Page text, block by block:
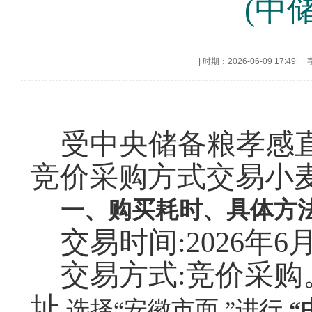
(中
时期：2026-06-09 17:49
受中央储备粮孝感
竞价采购方式交易小
一、购买耗时、具体方
交易时间:2026年6
交易方式:竞价采